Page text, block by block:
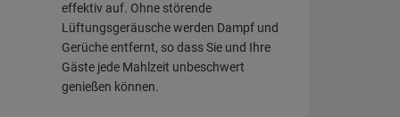
effektiv auf. Ohne störende
Lüftungsgeräusche werden Dampf und
Gerüche entfernt, so dass Sie und Ihre
Gäste jede Mahlzeit unbeschwert
genießen können.